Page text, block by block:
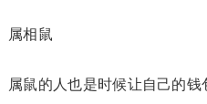
属相鼠
属鼠的人也是时候让自己的